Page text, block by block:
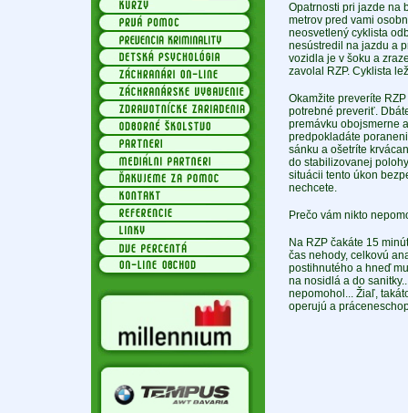
Opatrnosti pri jazde na
metrov pred vami
neosvetlený cyklista
nesústredil na jazdu a
vozidla je v šoku a
zavolal RZP. Cyklista
Okamžite preveríte
potrebné preveriť.
premávku obojsmerne
predpokladáte
sánku a ošetríte
do stabilizovanej
situácii tento úkon
nechcete.
Prečo vám nikto
Na RZP čakáte 15
čas nehody, celkovú
postihnutého a hneď
na nosidlá a do
nepomohol... Žiaľ,
operujú a